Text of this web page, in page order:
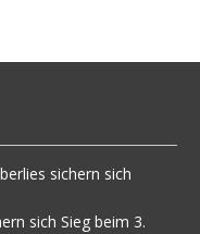
sichern sich
sich Sieg beim 3.